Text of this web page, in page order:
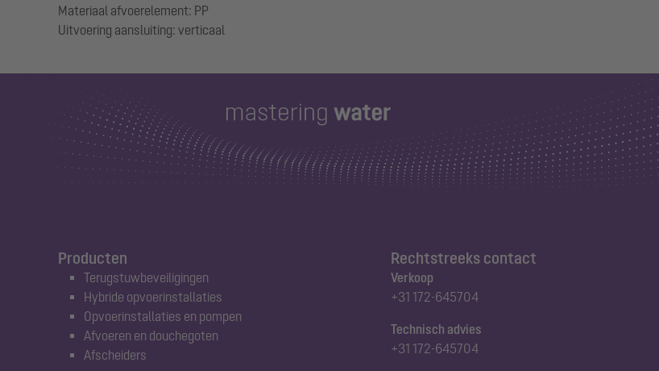
Materiaal afvoerelement: PP
Producten
Terugstuwbeveiligingen
Hybride opvoerinstallaties
Opvoerinstallaties en pompen
Afvoeren en douchegoten
Afscheiders
Rechtstreeks contact
Verkoop
+31 172-645704
Technisch advies
+31 172-645704